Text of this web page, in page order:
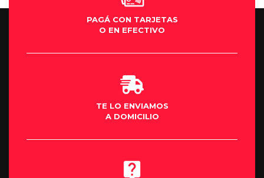
PAGÁ CON TARJETAS
O EN EFECTIVO
TE LO ENVIAMOS
A DOMICILIO